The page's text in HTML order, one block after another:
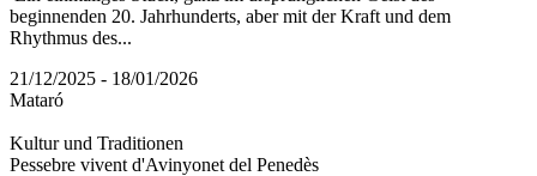
beginnenden 20. Jahrhunderts, aber mit der Kraft und dem
Rhythmus des...
21/12/2025 - 18/01/2026
Mataró
Kultur und Traditionen
Pessebre vivent d'Avinyonet del Penedès